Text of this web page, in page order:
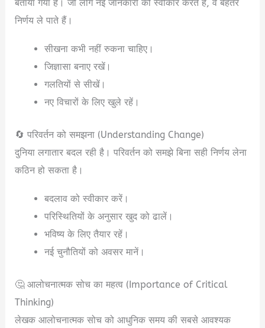
बताया गया है। जो लोग नई जानकारी को स्वीकार करते हैं, वे बेहतर
निर्णय ले पाते हैं।
सीखना कभी नहीं रुकना चाहिए।
जिज्ञासा बनाए रखें।
गलतियों से सीखें।
नए विचारों के लिए खुले रहें।
🔄 परिवर्तन को समझना (Understanding Change)
दुनिया लगातार बदल रही है। परिवर्तन को समझे बिना सही निर्णय लेना
कठिन हो सकता है।
बदलाव को स्वीकार करें।
परिस्थितियों के अनुसार खुद को ढालें।
भविष्य के लिए तैयार रहें।
नई चुनौतियों को अवसर मानें।
🤔 आलोचनात्मक सोच का महत्व (Importance of Critical
Thinking)
लेखक आलोचनात्मक सोच को आधुनिक समय की सबसे आवश्यक